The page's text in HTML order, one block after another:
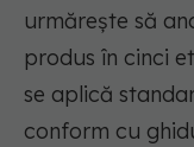
urmărește să
produs în cinci
se aplică
conform cu